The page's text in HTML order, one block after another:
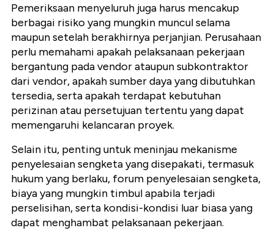
Pemeriksaan menyeluruh juga harus mencakup
berbagai risiko yang mungkin muncul selama
maupun setelah berakhirnya perjanjian. Perusahaan
perlu memahami apakah pelaksanaan pekerjaan
bergantung pada vendor ataupun subkontraktor
dari vendor, apakah sumber daya yang dibutuhkan
tersedia, serta apakah terdapat kebutuhan
perizinan atau persetujuan tertentu yang dapat
memengaruhi kelancaran proyek.
Selain itu, penting untuk meninjau mekanisme
penyelesaian sengketa yang disepakati, termasuk
hukum yang berlaku, forum penyelesaian sengketa,
biaya yang mungkin timbul apabila terjadi
perselisihan, serta kondisi-kondisi luar biasa yang
dapat menghambat pelaksanaan pekerjaan.